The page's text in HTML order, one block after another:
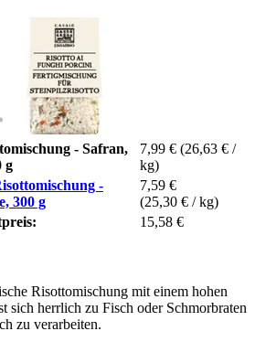
- Safran,
g
7,99 € (26,63 € /
kg)
-
300 g
7,59 €
(25,30 € / kg)
15,58 €
Risottomischung mit einem hohen
sich herrlich zu Fisch oder Schmorbraten
zu verarbeiten.